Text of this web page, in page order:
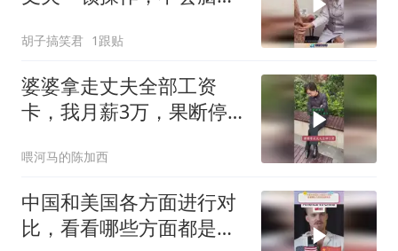
胡子搞笑君 1跟贴
婆婆拿走丈夫全部工资
卡，我月薪3万，果断停
喂河马的陈加西
中国和美国各方面进行对
比，看看哪些方面都是谁